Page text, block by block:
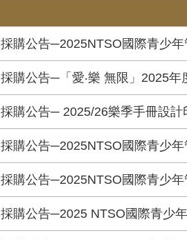
採購公告─2025NTSO國際青少
採購公告─「愛‧樂 無限」2025
採購公告─ 2025/26樂季手冊設計
採購公告─2025NTSO國際青少
採購公告─2025NTSO國際青少
採購公告─2025 NTSO國際青少